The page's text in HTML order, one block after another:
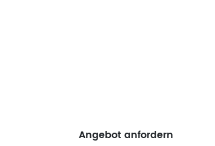
Angebot anfordern